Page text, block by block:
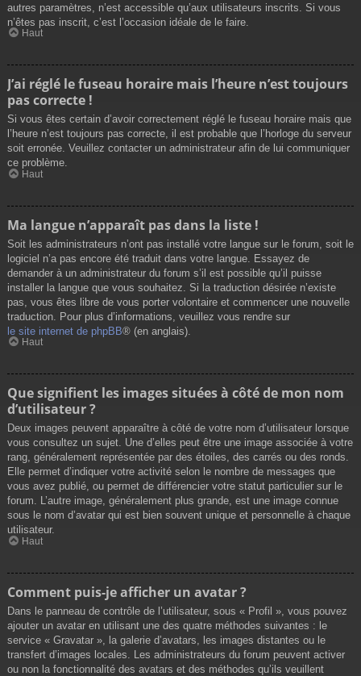
autres paramètres, n’est accessible qu’aux utilisateurs inscrits. Si vous
n’êtes pas inscrit, c’est l’occasion idéale de le faire.
Haut
J’ai réglé le fuseau horaire mais l’heure n’est toujours
pas correcte !
Si vous êtes certain d’avoir correctement réglé le fuseau horaire mais que
l’heure n’est toujours pas correcte, il est probable que l’horloge du serveur
soit erronée. Veuillez contacter un administrateur afin de lui communiquer
ce problème.
Haut
Ma langue n’apparaît pas dans la liste !
Soit les administrateurs n’ont pas installé votre langue sur le forum, soit le
logiciel n’a pas encore été traduit dans votre langue. Essayez de
demander à un administrateur du forum s’il est possible qu’il puisse
installer la langue que vous souhaitez. Si la traduction désirée n’existe
pas, vous êtes libre de vous porter volontaire et commencer une nouvelle
traduction. Pour plus d’informations, veuillez vous rendre sur
le site internet de phpBB® (en anglais).
Haut
Que signifient les images situées à côté de mon nom
d’utilisateur ?
Deux images peuvent apparaître à côté de votre nom d’utilisateur lorsque
vous consultez un sujet. Une d’elles peut être une image associée à votre
rang, généralement représentée par des étoiles, des carrés ou des ronds.
Elle permet d’indiquer votre activité selon le nombre de messages que
vous avez publié, ou permet de différencier votre statut particulier sur le
forum. L’autre image, généralement plus grande, est une image connue
sous le nom d’avatar qui est bien souvent unique et personnelle à chaque
utilisateur.
Haut
Comment puis-je afficher un avatar ?
Dans le panneau de contrôle de l’utilisateur, sous « Profil », vous pouvez
ajouter un avatar en utilisant une des quatre méthodes suivantes : le
service « Gravatar », la galerie d’avatars, les images distantes ou le
transfert d’images locales. Les administrateurs du forum peuvent activer
ou non la fonctionnalité des avatars et des méthodes qu’ils veuillent